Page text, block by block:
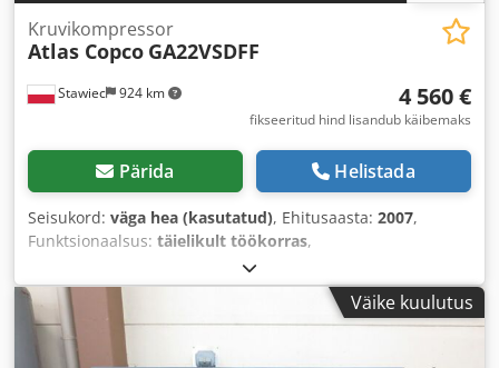
Stawiec 924 km
Kruvikompressor
Atlas Copco GA22VSDFF
4 560 €
fikseeritud hind lisandub käibemaks
Pärida Helistada
Seisukord: väga hea (kasutatud), Ehitusaasta: 2007,
Funktsionaalsus: täielikult töökorras,
Väike kuulutus